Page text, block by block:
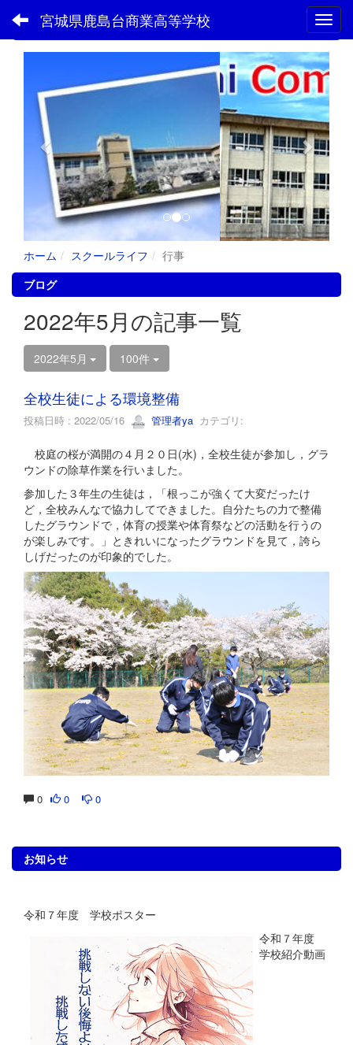
宮城県鹿島台商業高等学校
フォトアルバム
r
e
v
i
o
u
s
n
e
x
t
ホーム スクールライフ
行事
ブログ
2022年5月の記事一覧
2022年5月 100件
全校生徒による環境整備
投稿日時 : 2022/05/16 管理者ya カテゴリ:
校庭の桜が満開の４月２０日(水)，全校生徒が参加し，グラ
ウンドの除草作業を行いました。
参加した３年生の生徒は，「根っこが強くて大変だったけ
ど，全校みんなで協力してできました。自分たちの力で整備
したグラウンドで，体育の授業や体育祭などの活動を行うの
が楽しみです。」ときれいになったグラウンドを見て，誇ら
しげだったのが印象的でした。
0 0 0
お知らせ
令和７年度 学校ポスター
令和７年度
学校紹介動画